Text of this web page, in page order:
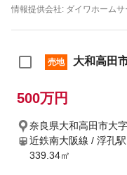
情報提供会社: ダイワホーム
売地 大和高田
500万円
奈良県大和高田市大
近鉄南大阪線 / 浮孔駅
339.34㎡